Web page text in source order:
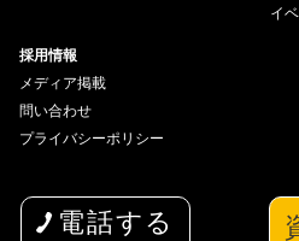
電話する
イ
採用情報
メディア掲載
問い合わせ
プライバシーポリシー
copyright© 2026 wakuwaku Inc